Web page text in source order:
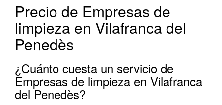
Precio de Empresas de
limpieza en Vilafranca del
Penedès
¿Cuánto cuesta un servicio de
Empresas de limpieza en Vilafranca
del Penedès?